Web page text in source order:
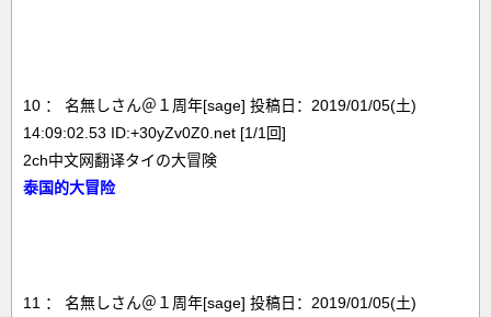
10 ： 名無しさん＠１周年[sage] 投稿日：2019/01/05(土)
14:09:02.53 ID:+30yZv0Z0.net [1/1回]
2ch中文网翻译タイの大冒険
泰国的大冒险
11 ： 名無しさん＠１周年[sage] 投稿日：2019/01/05(土)